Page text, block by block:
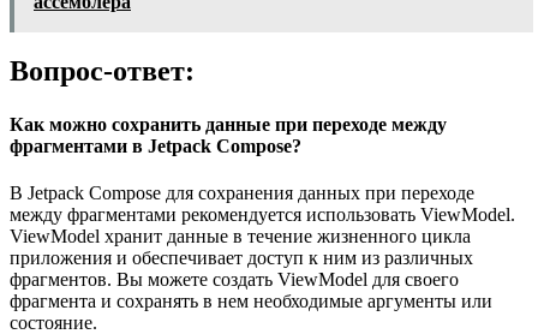
Вопрос-ответ:
Как можно сохранить данные при переходе между
фрагментами в Jetpack Compose?
В Jetpack Compose для сохранения данных при переходе
между фрагментами рекомендуется использовать ViewModel.
ViewModel хранит данные в течение жизненного цикла
приложения и обеспечивает доступ к ним из различных
фрагментов. Вы можете создать ViewModel для своего
фрагмента и сохранять в нем необходимые аргументы или
состояние.